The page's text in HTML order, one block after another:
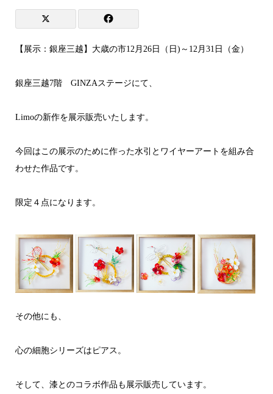
【展示：銀座三越】大歳の市12月26日（日)～12月31日（金）
銀座三越7階 GINZAステージにて、
Limoの新作を展示販売いたします。
今回はこの展示のために作った水引とワイヤーアートを組み合
わせた作品です。
限定４点になります。
その他にも、
心の細胞シリーズはピアス。
そして、漆とのコラボ作品も展示販売しています。